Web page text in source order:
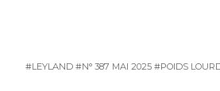
#LEYLAND #N° 387 MAI 2025 #POIDS